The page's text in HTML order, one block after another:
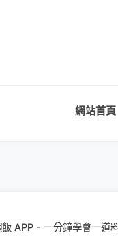
網站首頁
飯 APP - 一分鐘學會一道